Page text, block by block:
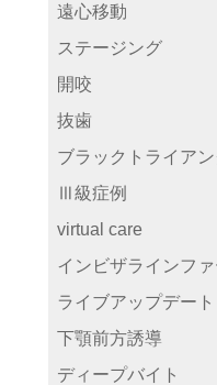
遠心移動
ステージング
開咬
抜歯
ブラックトライア
Ⅲ級症例
virtual care
インビザラインファ
ライブアップデート
下顎前方誘導
ディープバイト